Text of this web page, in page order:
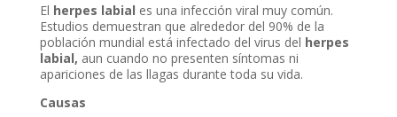
El herpes labial es una infección viral muy común.
Estudios demuestran que alrededor del 90% de la
población mundial está infectado del virus del herpes
labial, aun cuando no presenten síntomas ni
apariciones de las llagas durante toda su vida.
Causas